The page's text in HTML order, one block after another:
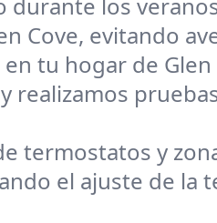
Cove, evitando
tu hogar de
termostatos y
el ajuste de la